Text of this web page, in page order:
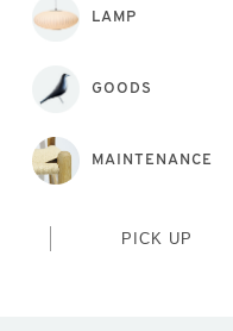
LAMP
GOODS
MAINTENANCE
PICK UP